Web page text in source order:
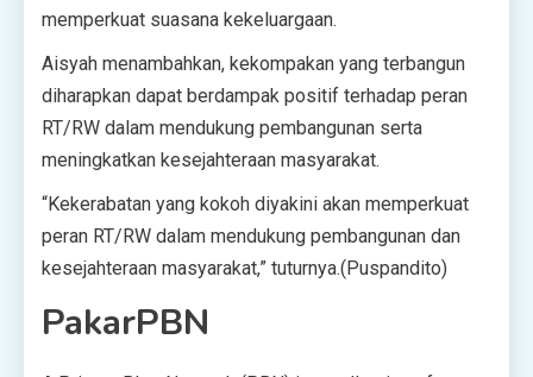
memperkuat suasana kekeluargaan.
Aisyah menambahkan, kekompakan yang terbangun
diharapkan dapat berdampak positif terhadap peran
RT/RW dalam mendukung pembangunan serta
meningkatkan kesejahteraan masyarakat.
“Kekerabatan yang kokoh diyakini akan memperkuat
peran RT/RW dalam mendukung pembangunan dan
kesejahteraan masyarakat,” tuturnya.(Puspandito)
PakarPBN